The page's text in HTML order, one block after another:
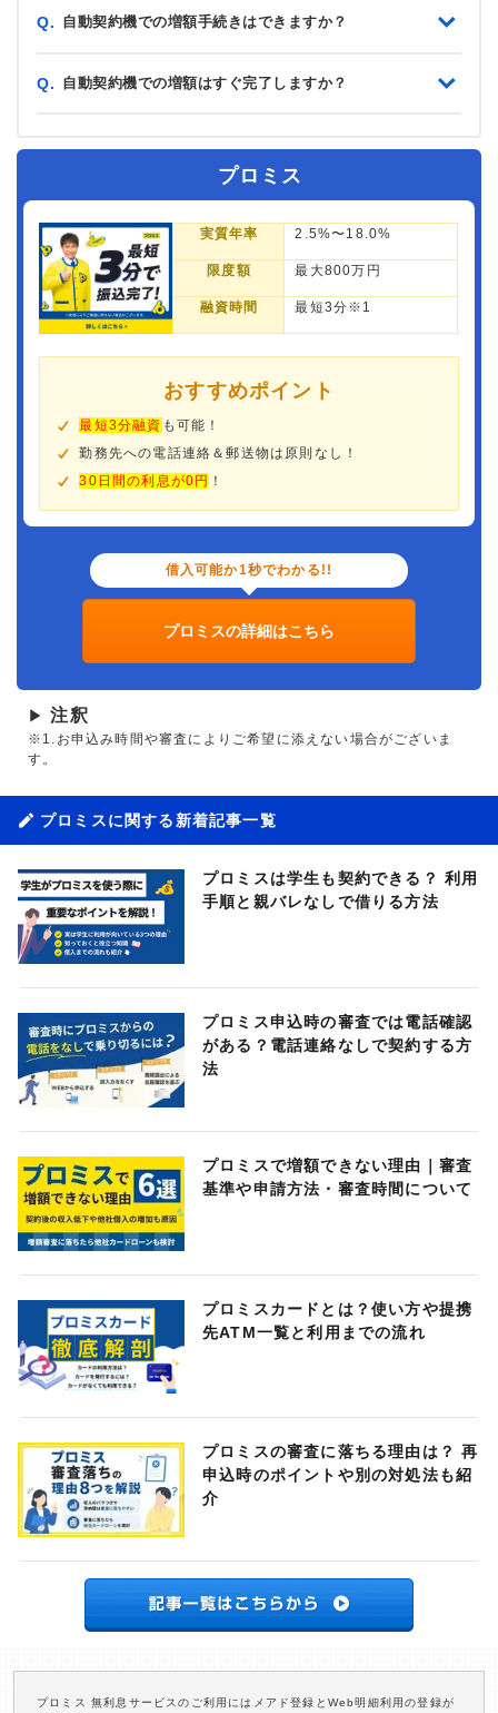
Q. 自動契約機での増額手続きはできますか？
Q. 自動契約機での増額はすぐ完了しますか？
プロミス
実質年率 2.5%〜18.0%
限度額 最大800万円
融資時間 最短3分※1
おすすめポイント
最短3分融資 も可能！
勤務先への電話連絡＆郵送物は原則なし！
30日間の利息が0円 ！
借入可能か1秒でわかる!!
プロミスの詳細はこちら
▶ 注釈
※1.お申込み時間や審査によりご希望に添えない場合がございま
す。
プロミスに関する新着記事一覧
プロミスは学生も契約できる？ 利用
手順と親バレなしで借りる方法
プロミス申込時の審査では電話確認
がある？電話連絡なしで契約する方
法
プロミスで増額できない理由｜審査
基準や申請方法・審査時間について
プロミスカードとは？使い方や提携
先ATM一覧と利用までの流れ
プロミスの審査に落ちる理由は？ 再
申込時のポイントや別の対処法も紹
介
プロミス 無利息サービスのご利用にはメアド登録とWeb明細利用の登録が